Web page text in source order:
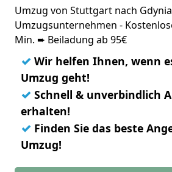
Umzug von Stuttgart nach
Umzugsunternehmen -
Min. ➨ Beiladung ab 95€
✓ Wir helfen Ihnen, wenn
Umzug geht!
✓ Schnell & unverbindlich
erhalten!
✓ Finden Sie das beste
Umzug!